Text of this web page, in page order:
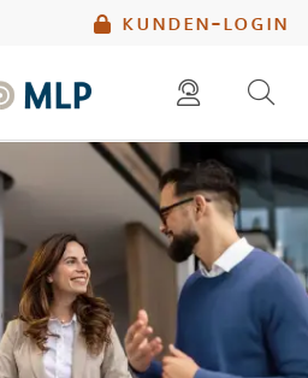
kunden-login
diese website durchsuchen
mlp berater finden